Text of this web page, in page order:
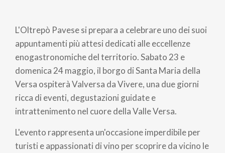
di
pane
L'Oltrepò Pavese si prepara a celebrare uno dei suoi
appuntamenti più attesi dedicati alle eccellenze
enogastronomiche del territorio. Sabato 23 e
domenica 24 maggio, il borgo di Santa Maria della
Versa ospiterà Valversa da Vivere, una due giorni
ricca di eventi, degustazioni guidate e
intrattenimento nel cuore della Valle Versa.
L'evento rappresenta un'occasione imperdibile per
turisti e appassionati di vino per scoprire da vicino le